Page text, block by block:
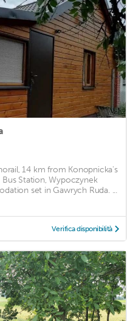
14 km from Konopnicka's
Station, Wypoczynek
set in Gawrych Ruda. ...
Verifica disponibilità